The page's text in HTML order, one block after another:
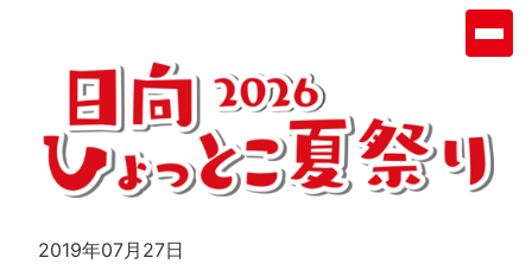
2019年07月27日